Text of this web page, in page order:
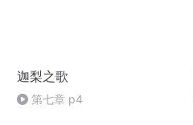
迦梨之歌
第七章 p4